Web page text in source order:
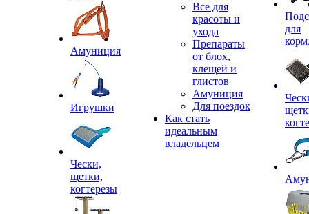
Амуниция
Игрушки
Чески,
щетки,
когтерезы
Все для
красоты и
ухода
Препараты
от блох,
клещей и
глистов
Амуниция
Для поездок
Как стать
идеальным
владельцем
для